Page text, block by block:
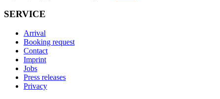
SERVICE
Arrival
Booking request
Contact
Imprint
Jobs
Press releases
Privacy